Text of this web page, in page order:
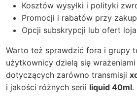
Kosztów wysyłki i polityki
Promocji i rabatów przy
Opcji subskrypcji lub ofert
Warto też sprawdzić fora i grupy
użytkownicy dzielą się
dotyczących zarówno transmisji
i jakości różnych serii liquid 40ml.